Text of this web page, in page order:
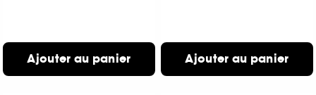
Ajouter au panier Ajouter au panier